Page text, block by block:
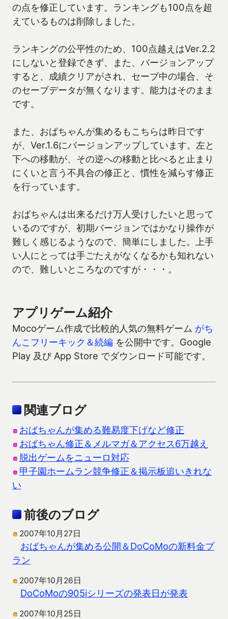
の点を修正しています。ランキングも100点を超
えているものは削除しました。
ランキングの公平性のため、100点越えはVer.2.2
にしないと登録できず、また、バージョンアップ
すると、成績クリアがされ、セーブ中の場合、そ
のセーブデータが無くなります。能力はそのまま
です。
また、おばちゃんが集めるもこちらは昨日です
が、Ver.1.6にバージョンアップしています。左と
下への移動が、その逆への移動と比べると止まり
にくいと言う不具合の修正と、慣性を減らす修正
を行っています。
おばちゃんは出来るだけ万人受けしたいと思って
いるのですが、初期バージョンではかなり操作が
難しく感じるようなので、簡単にしました。上手
い人にとっては手ごたえがなくなるかも知れない
ので、難しいところなのですが・・・。
アプリゲーム紹介
Mocoゲーム作成で比較的人気の無料ゲーム がち
んこフリーキック＆続編 を公開中です。Google
Play 及び App Store でダウンロード可能です。
関連ブログ
おばちゃんが集める難易度下げなど修正
おばちゃん修正＆メルマガ＆アクセス6万越え
脱出ゲームをニューロ対応
甲子園ホームラン競争修正＆掲示板追いきれな
い
前後のブログ
2007年10月27日
おばちゃんが集める公開＆DoCoMoの新料金プ
ラン
2007年10月26日
DoCoMoの905iシリーズの発表日が発表
2007年10月25日